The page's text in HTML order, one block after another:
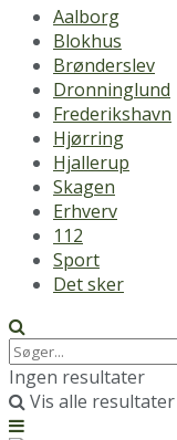
Aalborg
Blokhus
Brønderslev
Dronninglund
Frederikshavn
Hjørring
Hjallerup
Skagen
Erhverv
112
Sport
Det sker
Ingen resultater
Vis alle resultater